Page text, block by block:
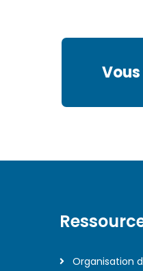
Organisation